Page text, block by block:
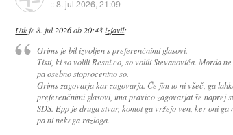
::8. jul 2026, 21:09
Utkje8. jul 2026 ob 20:43 izjavil:
Grims je bil izvoljen s preferenčnimi glasovi.
Tisti, ki so volili Resni.co, so volili Stevanovića. Morda
pa osebno stoprocentno so.
Grims zagovarja kar zagovarja. Če jim to ni všeč, ga
preferenčnimi glasovi, ima pravico zagovarjat še naprej
SDS. Epp je druga stvar, komot ga vržejo ven, ker oni
pa ni nekega razloga.